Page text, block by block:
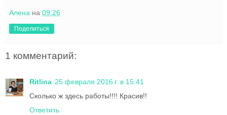
Алена на 09:26
Поделиться
1 комментарий:
Ritlina 25 февраля 2016 г. в 15:41
Сколько ж здесь работы!!!! Красив!!
Ответить